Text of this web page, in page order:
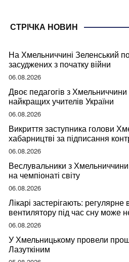
СТРІЧКА НОВИН
На Хмельниччині Зеленський
засуджених з початку війни
06.08.2026
Двоє педагогів з
найкращих учителів України
06.08.2026
Викриття заступника голови
хабарництві за підписання
06.08.2026
Веслувальники з Хмельниччини
на чемпіонаті світу
06.08.2026
Лікарі застерігають:
вентилятору під час сну може
ваше здоров’я
06.08.2026
У Хмельницькому провели
Лазуткіним